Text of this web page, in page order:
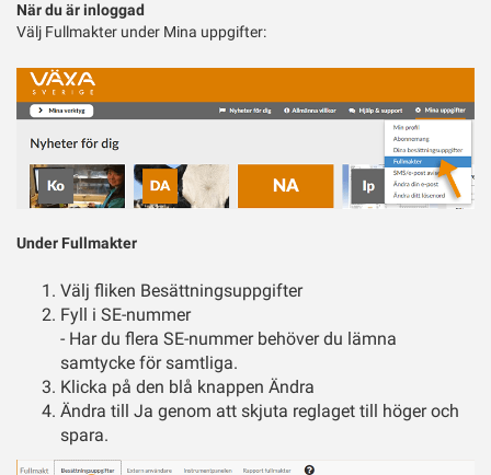
När du är inloggad
Välj Fullmakter under Mina uppgifter:
Under Fullmakter
Välj fliken Besättningsuppgifter
Fyll i SE-nummer
- Har du flera SE-nummer behöver du lämna
samtycke för samtliga.
Klicka på den blå knappen Ändra
Ändra till Ja genom att skjuta reglaget till höger och
spara.